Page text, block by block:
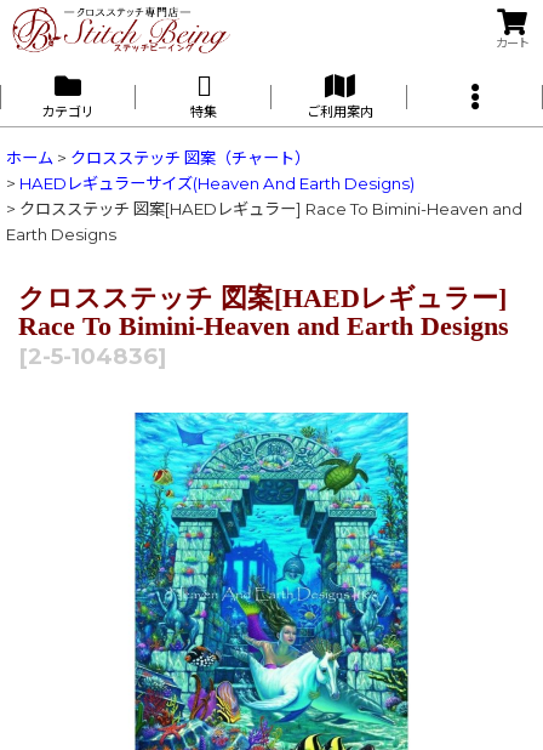
カート
カテゴリ 特集 ご利用案内
ホーム > クロスステッチ 図案（チャート）
> HAEDレギュラーサイズ(Heaven And Earth Designs)
> クロスステッチ 図案[HAEDレギュラー] Race To Bimini-Heaven and
Earth Designs
クロスステッチ 図案[HAEDレギュラー]
Race To Bimini-Heaven and Earth Designs
[2-5-104836]